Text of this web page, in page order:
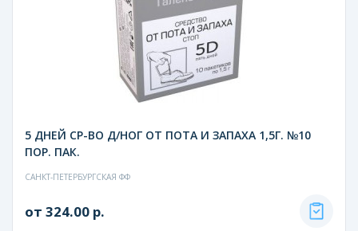
5 ДНЕЙ СР-ВО Д/НОГ ОТ ПОТА И ЗАПАХА 1,5Г. №10
ПОР. ПАК.
САНКТ-ПЕТЕРБУРГСКАЯ ФФ
от 324.00 р.